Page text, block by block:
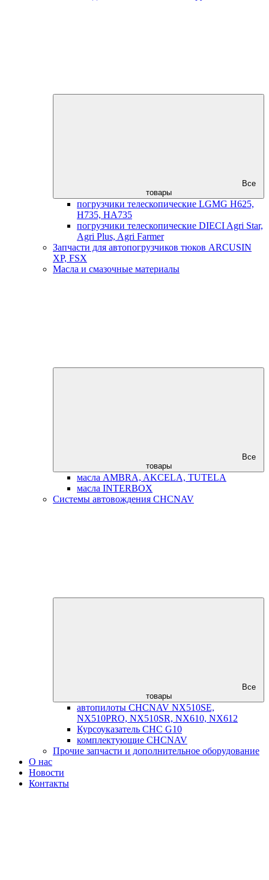
Все
товары
погрузчики телескопические LGMG H625,
H735, HA735
погрузчики телескопические DIECI Agri Star,
Agri Plus, Agri Farmer
Запчасти для автопогрузчиков тюков ARCUSIN
XP, FSX
Масла и смазочные материалы
Все
товары
масла AMBRA, AKCELA, TUTELA
масла INTERBOX
Системы автовождения CHCNAV
Все
товары
автопилоты CHCNAV NX510SE,
NX510PRO, NX510SR, NX610, NX612
Курсоуказатель CHC G10
комплектующие CHCNAV
Прочие запчасти и дополнительное оборудование
О нас
Новости
Контакты